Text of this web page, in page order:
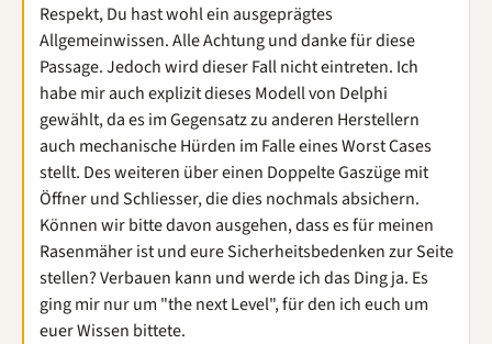
Respekt, Du hast wohl ein ausgeprägtes
Allgemeinwissen. Alle Achtung und danke für diese
Passage. Jedoch wird dieser Fall nicht eintreten. Ich
habe mir auch explizit dieses Modell von Delphi
gewählt, da es im Gegensatz zu anderen Herstellern
auch mechanische Hürden im Falle eines Worst Cases
stellt. Des weiteren über einen Doppelte Gaszüge mit
Öffner und Schliesser, die dies nochmals absichern.
Können wir bitte davon ausgehen, dass es für meinen
Rasenmäher ist und eure Sicherheitsbedenken zur Seite
stellen? Verbauen kann und werde ich das Ding ja. Es
ging mir nur um "the next Level", für den ich euch um
euer Wissen bittete.